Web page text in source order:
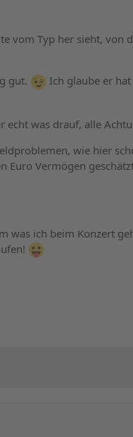
vom Typ her sieht, von
gut.
Ich glaube er
echt was drauf, alle
wie hier
Vermögen
was ich beim Konzert